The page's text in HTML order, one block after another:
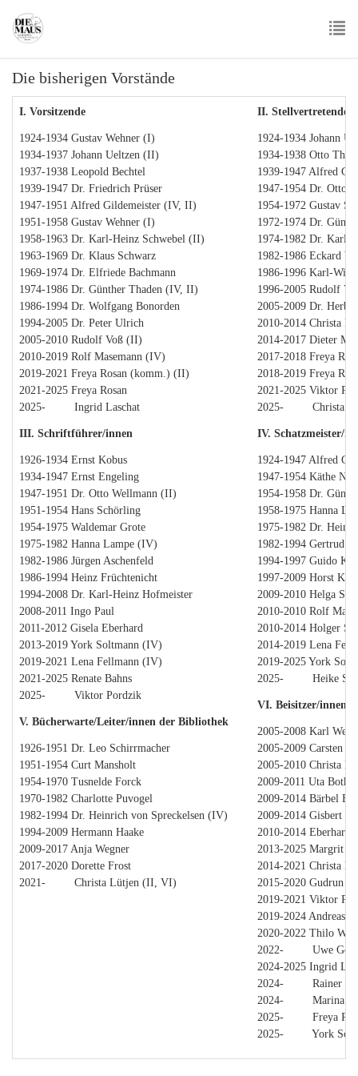
main
Die bisherigen Vorstände
I. Vorsitzende
1924-1934 Gustav Wehner (I)
1934-1937 Johann Ueltzen (II)
1937-1938 Leopold Bechtel
1939-1947 Dr. Friedrich Prüser
1947-1951 Alfred Gildemeister (IV, II)
1951-1958 Gustav Wehner (I)
1958-1963 Dr. Karl-Heinz Schwebel (II)
1963-1969 Dr. Klaus Schwarz
1969-1974 Dr. Elfriede Bachmann
1974-1986 Dr. Günther Thaden (IV, II)
1986-1994 Dr. Wolfgang Bonorden
1994-2005 Dr. Peter Ulrich
2005-2010 Rudolf Voß (II)
2010-2019 Rolf Masemann (IV)
2019-2021 Freya Rosan (komm.) (II)
2021-2025 Freya Rosan
2025- Ingrid Laschat
III. Schriftführer/innen
1926-1934 Ernst Kobus
1934-1947 Ernst Engeling
1947-1951 Dr. Otto Wellmann (II)
1951-1954 Hans Schörling
1954-1975 Waldemar Grote
1975-1982 Hanna Lampe (IV)
1982-1986 Jürgen Aschenfeld
1986-1994 Heinz Früchtenicht
1994-2008 Dr. Karl-Heinz Hofmeister
2008-2011 Ingo Paul
2011-2012 Gisela Eberhard
2013-2019 York Soltmann (IV)
2019-2021 Lena Fellmann (IV)
2021-2025 Renate Bahns
2025- Viktor Pordzik
V. Bücherwarte/Leiter/innen der Bibliothek
1926-1951 Dr. Leo Schirrmacher
1951-1954 Curt Mansholt
1954-1970 Tusnelde Forck
1970-1982 Charlotte Puvogel
1982-1994 Dr. Heinrich von Spreckelsen (IV)
1994-2009 Hermann Haake
2009-2017 Anja Wegner
2017-2020 Dorette Frost
2021- Christa Lütjen (II, VI)
II. Stellvertretende
1924-1934 Johann
1934-1938 Otto
1939-1947 Alfred
1947-1954 Dr. Otto
1954-1972 Gustav
1972-1974 Dr.
1974-1982 Dr. Karl-
1982-1986 Eckard
1986-1996 Karl-
1996-2005 Rudolf
2005-2009 Dr.
2010-2014 Christa
2014-2017 Dieter
2017-2018 Freya
2018-2019 Freya
2021-2025 Viktor
2025- Christa
IV. Schatzmeister/
1924-1947 Alfred
1947-1954 Käthe
1954-1958 Dr.
1958-1975 Hanna
1975-1982 Dr.
1982-1994 Gertrud
1994-1997 Guido
1997-2009 Horst
2009-2010 Helga
2010-2010 Rolf
2010-2014 Holger
2014-2019 Lena
2019-2025 York
2025- Heike
VI. Beisitzer/innen
2005-2008 Karl
2005-2009 Carsten
2005-2010 Christa
2009-2011 Uta Bothe
2009-2014 Bärbel
2009-2014 Gisbert
2010-2014 Eberhard
2013-2025 Margrit
2014-2021 Christa
2015-2020 Gudrun
2019-2021 Viktor
2019-2024 Andreas
2020-2022 Thilo
2022- Uwe
2024-2025 Ingrid
2024- Rainer
2024- Marina
2025- Freya
2025- York